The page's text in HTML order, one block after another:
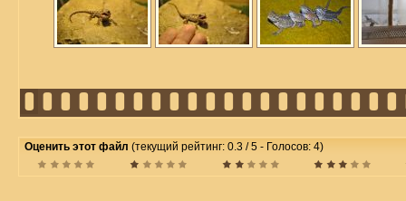
Оценить этот файл (текущий рейтинг: 0.3 / 5 - Голосов: 4)